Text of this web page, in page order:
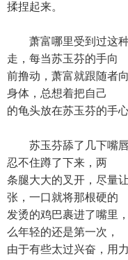
揉捏起来。
萧富哪里受到过这种
走，每当苏玉芬的手向
前撸动，萧富就跟随者
身体，总想着把自己
的龟头放在苏玉芬的手心
苏玉芬舔了几下嘴唇
忍不住蹲了下来，两
条腿大大的叉开，尽量
张，一口就将那根硬的
发烫的鸡巴裹进了嘴里
么年轻的还是第一次，
由于有些太过兴奋，用